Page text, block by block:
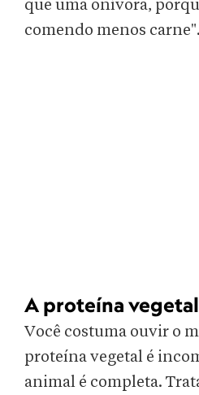
que uma onívora,
comendo menos carne".
A proteína
Você costuma ouvir o
proteína vegetal é
animal é completa.